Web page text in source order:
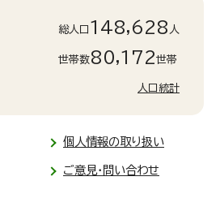
総人口 148,628 人
世帯数80,172世帯
人口統計
個人情報の取り扱い
ご意見・問い合わせ